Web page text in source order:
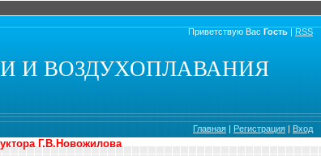
Приветствую Вас Гость | RSS
И ВОЗДУХОПЛАВАНИЯ
Главная | Регистрация | Вход
Г.В.Новожилова